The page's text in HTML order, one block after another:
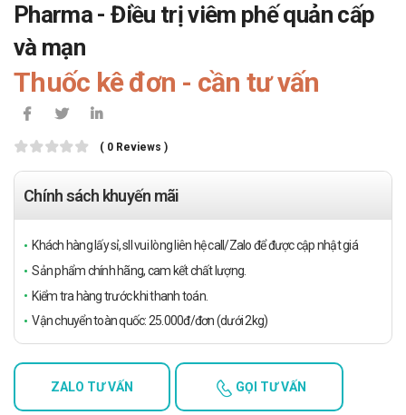
Pharma - Điều trị viêm phế quản cấp
và mạn
Thuốc kê đơn - cần tư vấn
( 0 Reviews )
Chính sách khuyến mãi
Khách hàng lấy sỉ, sll vui lòng liên hệ call/Zalo để được cập nhật giá
Sản phẩm chính hãng, cam kết chất lượng.
Kiểm tra hàng trước khi thanh toán.
Vận chuyển toàn quốc: 25.000đ/đơn (dưới 2kg)
ZALO TƯ VẤN GỌI TƯ VẤN